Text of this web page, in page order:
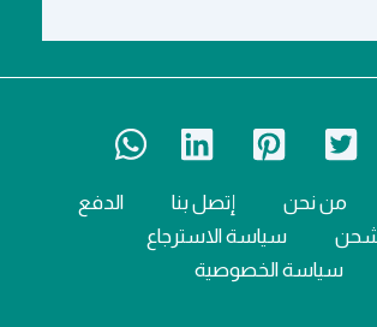
من نحن إتصل بنا
الدفع
سياسة الاسترجاع
سياسة الخصوصية